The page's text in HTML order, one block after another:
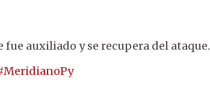
auxiliado y se recupera del ataque.